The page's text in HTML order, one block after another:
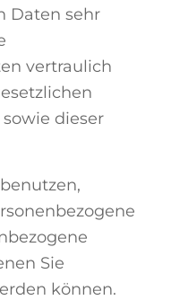
Daten sehr
vertraulich
dieser
Sie
können.